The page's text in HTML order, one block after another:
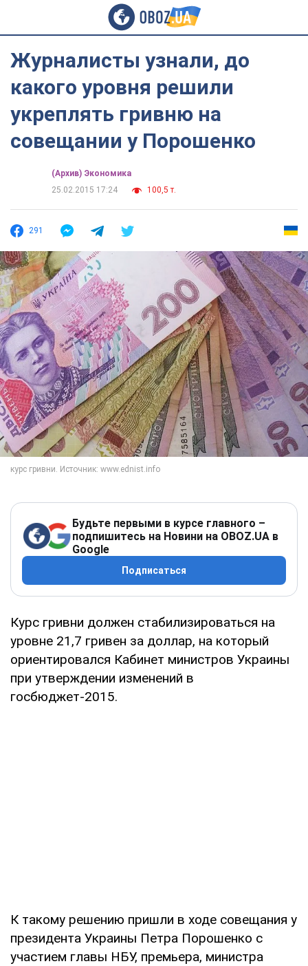
Журналисты узнали, до
какого уровня решили
укреплять гривню на
совещании у Порошенко
(Архив) Экономика
25.02.2015 17:24
100,5 т.
291
Будьте первыми в курсе главного –
подпишитесь на Новини на OBOZ.UA в
Google
Подписаться
Курс гривни должен стабилизироваться на
уровне 21,7 гривен за доллар, на который
ориентировался Кабинет министров Украины
при утверждении изменений в
госбюджет-2015.
К такому решению пришли в ходе совещания у
президента Украины Петра Порошенко с
участием главы НБУ, премьера, министра